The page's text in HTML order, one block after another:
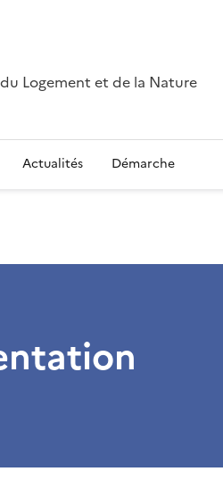
Logement et de la Nature
Actualités Démarche